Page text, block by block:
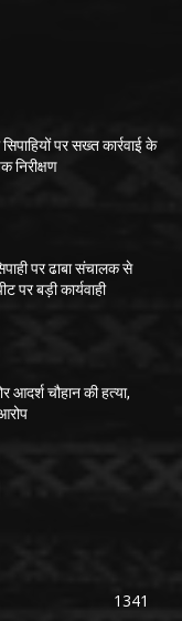
पर सख्त कार्रवाई के
निरीक्षण
पर ढाबा संचालक से
पर बड़ी कार्यवाही
आदर्श चौहान की हत्या,
1341